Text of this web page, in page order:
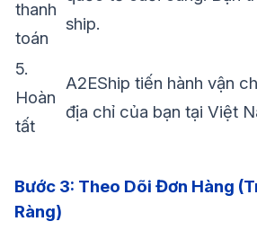
thanh
toán
ship.
5.
Hoàn
tất
A2EShip tiến hành vận
địa chỉ của bạn tại Việt
Bước 3: Theo Dõi Đơn Hàng
Ràng)